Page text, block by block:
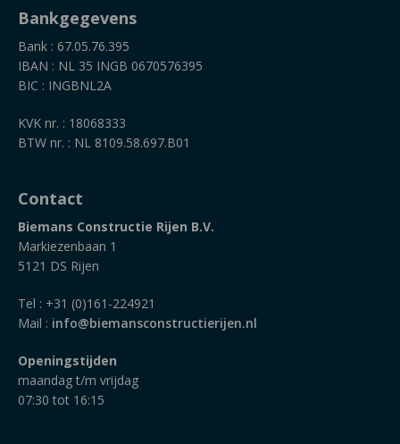
Bankgegevens
Bank : 67.05.76.395
IBAN : NL 35 INGB 0670576395
BIC : INGBNL2A
KVK nr. : 18068333
BTW nr. : NL 8109.58.697.B01
Contact
Biemans Constructie Rijen B.V.
Markiezenbaan 1
5121 DS Rijen
Tel : +31 (0)161-224921
Mail : info@biemansconstructierijen.nl
Openingstijden
maandag t/m vrijdag
07:30 tot 16:15